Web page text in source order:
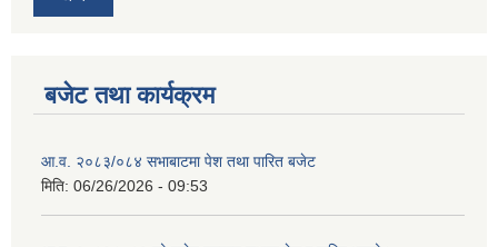
बजेट तथा कार्यक्रम
आ.व. २०८३/०८४ सभाबाटमा पेश तथा पारित बजेट
मिति: 06/26/2026 - 09:53